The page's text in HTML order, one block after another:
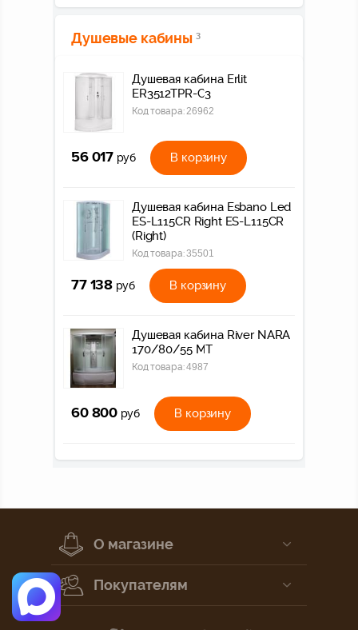
Душевые кабины 3
Душевая кабина Erlit
ER3512TPR-C3
Код товара:26962
56 017 руб В корзину
Душевая кабина Esbano Led
ES-L115CR Right ES-L115CR
(Right)
Код товара:35501
77 138 руб В корзину
Душевая кабина River NARA
170/80/55 МТ
Код товара:4987
60 800 руб В корзину
О магазине
Покупателям